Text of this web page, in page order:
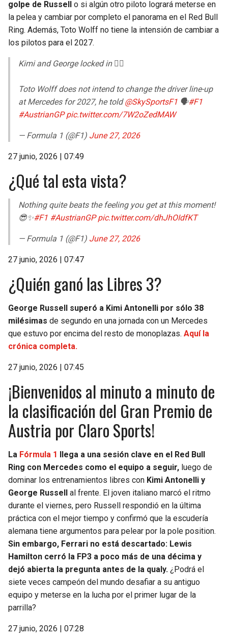
golpe de Russell o si algún otro piloto logrará meterse en
la pelea y cambiar por completo el panorama en el Red Bull
Ring. Además, Toto Wolff no tiene la intensión de cambiar a
los pilotos para el 2027.
Kimi and George locked in 😮‍💨
Toto Wolff does not intend to change the driver line-up
at Mercedes for 2027, he told@SkySportsF1 🗣️#F1
#AustrianGP pic.twitter.com/7W2oZedMAW
— Formula 1 (@F1) June 27, 2026
27 junio, 2026 | 07:49
¿Qué tal esta vista?
Nothing quite beats the feeling you get at this moment!
😎✨#F1 #AustrianGP pic.twitter.com/dhJhOIdfKT
— Formula 1 (@F1) June 27, 2026
27 junio, 2026 | 07:47
¿Quién ganó las Libres 3?
George Russell superó a Kimi Antonelli por sólo 38
milésimas de segundo en una jornada con un Mercedes
que estuvo por encima del resto de monoplazas. Aquí la
crónica completa.
27 junio, 2026 | 07:45
¡Bienvenidos al minuto a minuto de
la clasificación del Gran Premio de
Austria por Claro Sports!
La Fórmula 1
llega a una sesión clave en el Red Bull
Ring con Mercedes como el equipo a seguir, luego de
dominar los entrenamientos libres con Kimi Antonelli y
George Russell
al frente. El joven italiano marcó el ritmo
durante el viernes, pero Russell respondió en la última
práctica con el mejor tiempo y confirmó que la escudería
alemana tiene argumentos para pelear por la pole position.
Sin embargo, Ferrari no está descartado: Lewis
Hamilton cerró la FP3 a poco más de una décima y
dejó abierta la pregunta antes de la qualy. ¿Podrá el
siete veces campeón del mundo desafiar a su antiguo
equipo y meterse en la lucha por el primer lugar de la
parrilla?
27 junio, 2026 | 07:28